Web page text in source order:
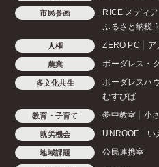
市民参画 RICE メディア
ふるさと納税
人権 ZERO PC ア
農業 ボーダレス・
多文化共生 ボーダレスハ
むすびば
教育・子育て 夢中教室 小
就労機会 UNROOF い
地域課題 公民連携室